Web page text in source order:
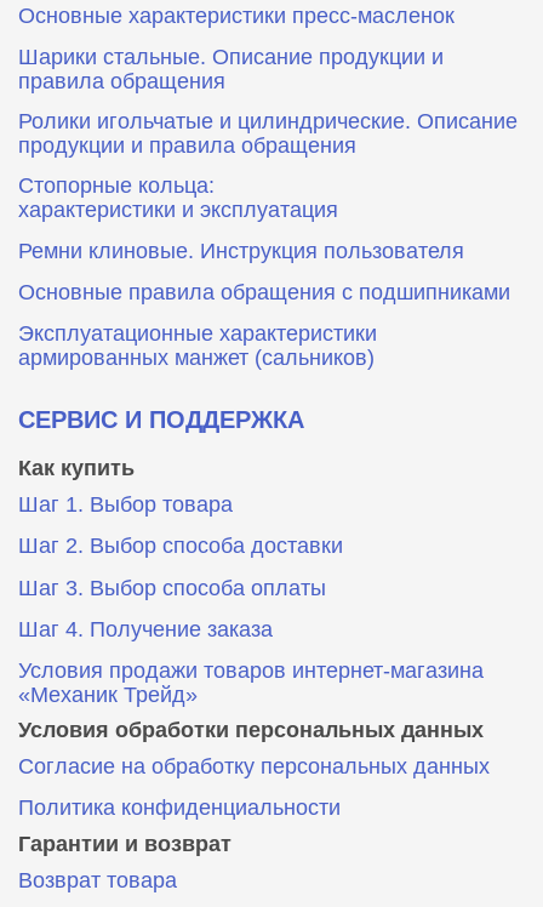
Основные характеристики пресс‑масленок
Шарики стальные. Описание продукции и
правила обращения
Ролики игольчатые и цилиндрические. Описание
продукции и правила обращения
Стопорные кольца:
характеристики и эксплуатация
Ремни клиновые. Инструкция пользователя
Основные правила обращения с подшипниками
Эксплуатационные характеристики
армированных манжет (сальников)
СЕРВИС И ПОДДЕРЖКА
Как купить
Шаг 1. Выбор товара
Шаг 2. Выбор способа доставки
Шаг 3. Выбор способа оплаты
Шаг 4. Получение заказа
Условия продажи товаров интернет-магазина
«Механик Трейд»
Условия обработки персональных данных
Согласие на обработку персональных данных
Политика конфиденциальности
Гарантии и возврат
Возврат товара